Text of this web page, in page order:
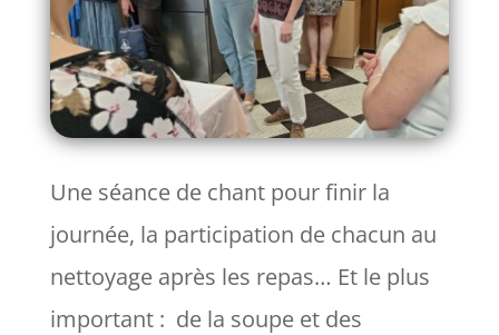
Une séance de chant pour finir la
journée, la participation de chacun au
nettoyage après les repas… Et le plus
important : de la soupe et des